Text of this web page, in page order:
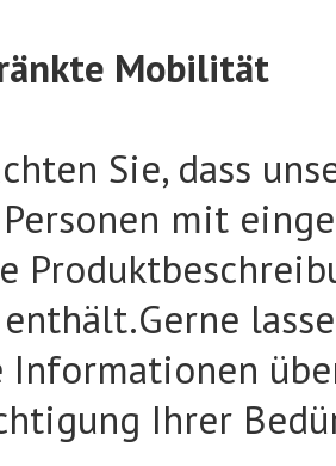
Mobilität
Sie, dass
mit
Informationen
Ihrer